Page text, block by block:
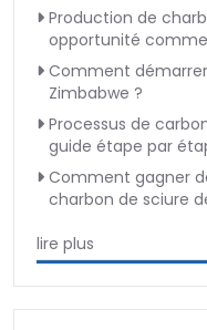
Production de
opportunité
Comment
Zimbabwe ?
Processus de
guide étape par
Comment gagner
charbon de sciure
lire plus